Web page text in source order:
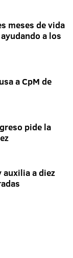
meses de vida
a los
a CpM de
pide la
auxilia a diez